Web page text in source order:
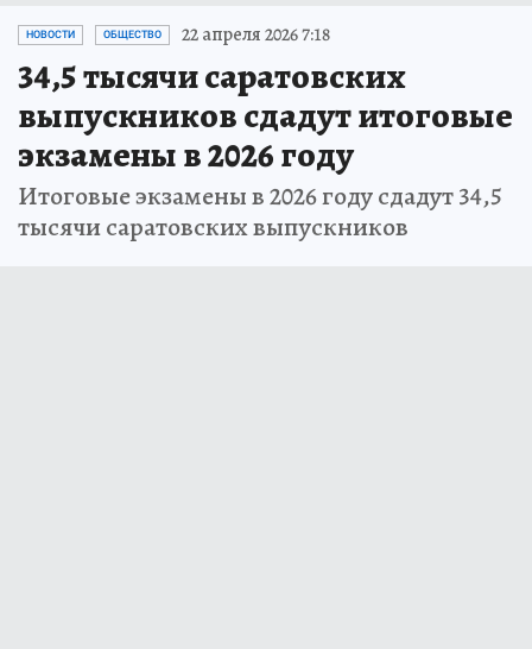
НОВОСТИ ОБЩЕСТВО 22 апреля 2026 7:18
34,5 тысячи саратовских
выпускников сдадут итоговые
экзамены в 2026 году
Итоговые экзамены в 2026 году сдадут 34,5
тысячи саратовских выпускников